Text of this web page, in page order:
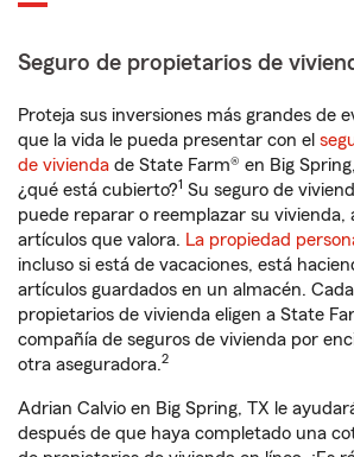
Seguro de propietarios de
Proteja sus inversiones más grandes de
que la vida le pueda presentar con el
de vivienda de State Farm® en Big
¿qué está cubierto?1 Su seguro de
puede reparar o reemplazar su vivienda,
artículos que valora. La propiedad
incluso si está de vacaciones, está
artículos guardados en un almacén.
propietarios de vivienda eligen a State
compañía de seguros de vivienda por
otra aseguradora.2
Adrian Calvio en Big Spring, TX le
después de que haya completado una